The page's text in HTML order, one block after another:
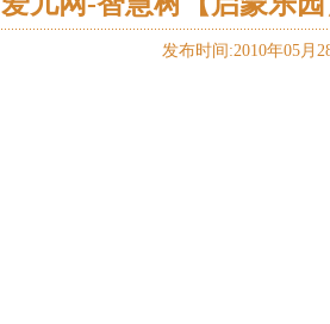
发布时间:2010年05月